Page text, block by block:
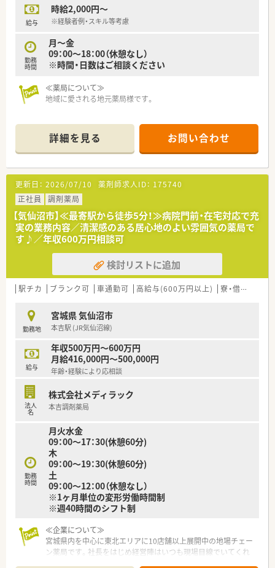
給与
時給2,000円～
※経験者例・スキル等考慮
勤務
時間
月～金
09：00～18：00（休憩なし）
※時間・日数はご相談ください
≪薬局について≫
地域に愛される地元薬局様です。
詳細を見る お問い合わせ
更新日： 2026/07/10 薬剤師求人ID： 175740
正社員
調剤薬局
【気仙沼市】≪最寄駅から徒歩5分！≫病院門前・在宅対応で充
実の業務内容／清潔感のある居心地のよい雰囲気の薬局で
す♪／年収600万円相談可
検討リストに追加
駅チカ ブランク可 車通勤可 高給与(600万円以上) 寮・借上社宅あり
勤務地
宮城県 気仙沼市
本吉駅 (JR気仙沼線)
給与
年収500万円～600万円
月給416,000円～500,000円
年齢・経験により応相談
法人
名
株式会社メディラック
本吉調剤薬局
勤務
時間
月火水金
09：00～17：30(休憩60分)
木
09：00～19：30(休憩60分)
土
09：00～12：00（休憩なし）
※1ヶ月単位の変形労働時間制
※週40時間のシフト制
≪企業について≫
宮城県内を中心に東北エリアに10店舗以上展開中の地場チェー
ン薬局です。社長をはじめ経営陣はいつも現場目線でいてくれ